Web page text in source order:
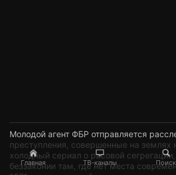
Главная ТВ-каналы Поиск
Молодой агент ФБР отправляется
преступления, совершенные на землях
холодный сериал о расовой
беззаконии там, где нет места